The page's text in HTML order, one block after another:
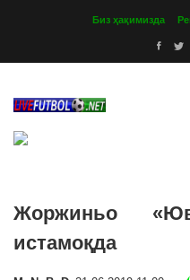
Биз ҳақимизда
Жоржиньо
истамоқда